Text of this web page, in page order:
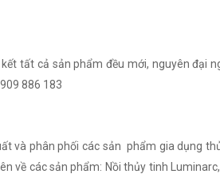
tất cả sản phẩm đều mới, nguyên đại
886 183
và phân phối các sản phẩm gia dụng
các sản phẩm: Nồi thủy tinh